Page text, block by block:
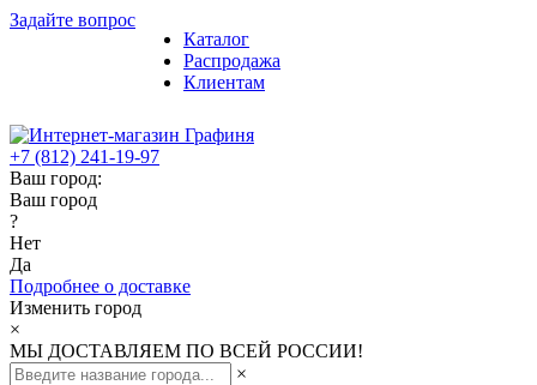
Задайте вопрос
Каталог
Распродажа
Клиентам
+7 (812) 241-19-97
Ваш город:
Ваш город
?
Нет
Да
Подробнее о доставке
Изменить город
×
МЫ ДОСТАВЛЯЕМ ПО ВСЕЙ РОССИИ!
×